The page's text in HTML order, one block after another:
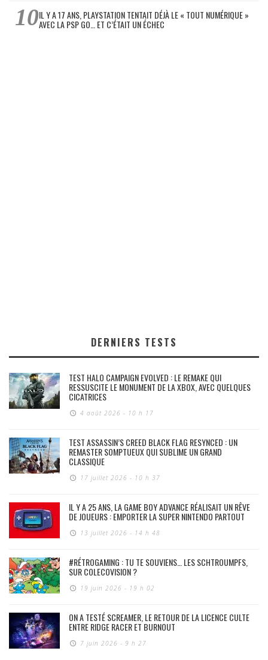
IL Y A 17 ANS, PLAYSTATION TENTAIT DÉJÀ LE « TOUT NUMÉRIQUE »
AVEC LA PSP GO… ET C’ÉTAIT UN ÉCHEC
DERNIERS TESTS
TEST HALO CAMPAIGN EVOLVED : LE REMAKE QUI
RESSUSCITE LE MONUMENT DE LA XBOX, AVEC QUELQUES
CICATRICES
4 août 2026 - 10 h 17
TEST ASSASSIN’S CREED BLACK FLAG RESYNCED : UN
REMASTER SOMPTUEUX QUI SUBLIME UN GRAND
CLASSIQUE
17 juillet 2026 - 10 h 37
IL Y A 25 ANS, LA GAME BOY ADVANCE RÉALISAIT UN RÊVE
DE JOUEURS : EMPORTER LA SUPER NINTENDO PARTOUT
13 juillet 2026 - 14 h 48
#RÉTROGAMING : TU TE SOUVIENS… LES SCHTROUMPFS,
SUR COLECOVISION ?
19 juin 2026 - 19 h 02
ON A TESTÉ SCREAMER, LE RETOUR DE LA LICENCE CULTE
ENTRE RIDGE RACER ET BURNOUT
7 juin 2026 - 9 h 27